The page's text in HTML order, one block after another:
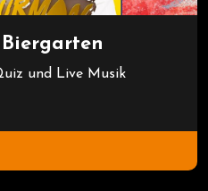
und Live Musik